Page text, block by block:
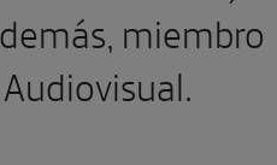
miembro